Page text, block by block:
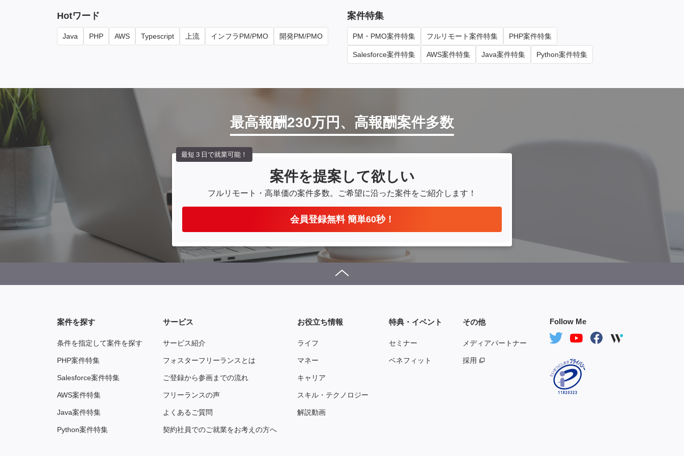
Hotワード
Java PHP AWS Typescript 上流 インフラPM/PMO 開発PM/PMO
案件特集
PM・PMO案件特集 フルリモート案件特集 PHP案件特集
Salesforce案件特集 AWS案件特集 Java案件特集 Python案件特集
最高報酬230万円、高報酬案件多数
案件を提案して欲しい
フルリモート・高単価の案件多数。 ご希望に沿った案件をご紹介します！
会員登録無料 簡単60秒！
最短３日で就業可能！
Follow Me
案件を探す
条件を指定して案件を探す
PHP案件特集
Salesforce案件特集
AWS案件特集
Java案件特集
Python案件特集
サービス
サービス紹介
フォスターフリーランスとは
ご登録から参画までの流れ
フリーランスの声
よくあるご質問
契約社員でのご就業をお考えの方へ
お役立ち情報
ライフ
マネー
キャリア
スキル・テクノロジー
解説動画
特典・イベント
セミナー
ベネフィット
その他
メディアパートナー
採用